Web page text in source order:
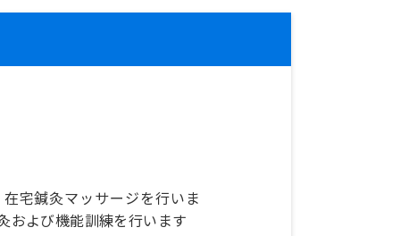
宅鍼灸マッサージを行いま
および機能訓練を行います